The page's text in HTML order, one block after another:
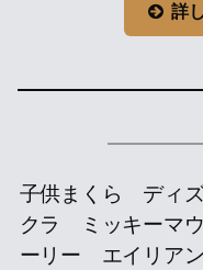
詳
子供まくら ディ
クラ ミッキーマ
ーリー エイリア